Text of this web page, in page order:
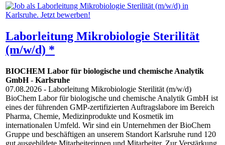
Laborleitung Mikrobiologie Sterilität
(m/w/d) *
BIOCHEM Labor für biologische und chemische Analytik
GmbH- Karlsruhe
07.08.2026 - Laborleitung Mikrobiologie Sterilität (m/w/d)
BioChem Labor für biologische und chemische Analytik GmbH ist
eines der führenden GMP-zertifizierten Auftragslabore im Bereich
Pharma, Chemie, Medizinprodukte und Kosmetik im
internationalen Umfeld. Wir sind ein Unternehmen der BioChem
Gruppe und beschäftigen an unserem Standort Karlsruhe rund 120